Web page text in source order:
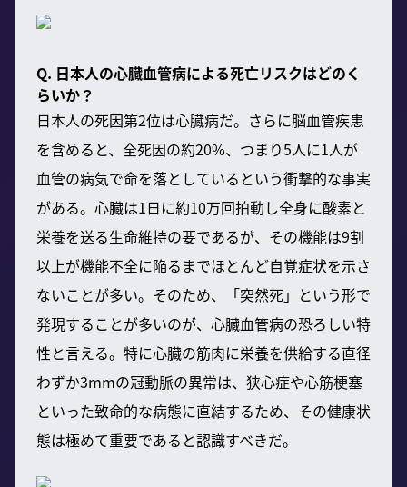
Q. 日本人の心臓血管病による死亡リスクはどのく
らいか？
日本人の死因第2位は心臓病だ。さらに脳血管疾患
を含めると、全死因の約20%、つまり5人に1人が
血管の病気で命を落としているという衝撃的な事実
がある。心臓は1日に約10万回拍動し全身に酸素と
栄養を送る生命維持の要であるが、その機能は9割
以上が機能不全に陥るまでほとんど自覚症状を示さ
ないことが多い。そのため、「突然死」という形で
発現することが多いのが、心臓血管病の恐ろしい特
性と言える。特に心臓の筋肉に栄養を供給する直径
わずか3mmの冠動脈の異常は、狭心症や心筋梗塞
といった致命的な病態に直結するため、その健康状
態は極めて重要であると認識すべきだ。